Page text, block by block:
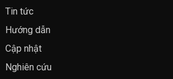
Tin tức
Hướng dẫn
Cập nhật
Nghiên cứu